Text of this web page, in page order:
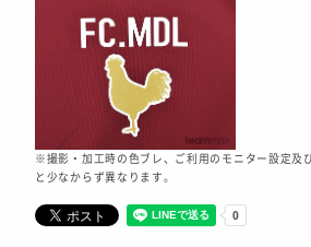
※撮影・加工時の色ブレ、ご利用のモニター設定及
と少なからず異なります。